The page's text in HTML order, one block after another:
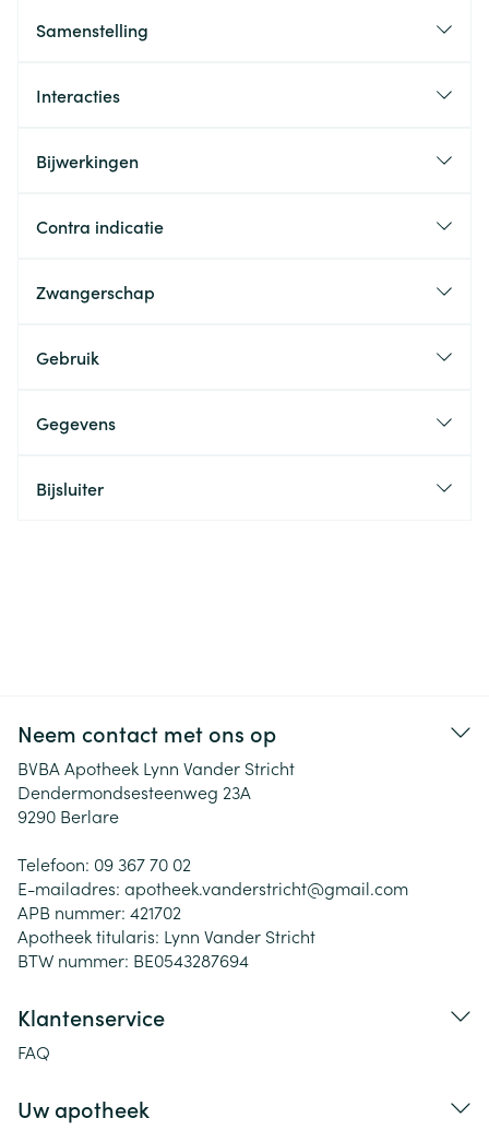
Samenstelling
Interacties
Bijwerkingen
Contra indicatie
Zwangerschap
Gebruik
Gegevens
Bijsluiter
Neem contact met ons op
BVBA Apotheek Lynn Vander Stricht
Dendermondsesteenweg 23A
9290 Berlare
Telefoon: 09 367 70 02
E-mailadres: apotheek.vanderstricht@gmail.com
APB nummer: 421702
Apotheek titularis: Lynn Vander Stricht
BTW nummer: BE0543287694
Klantenservice
FAQ
Uw apotheek